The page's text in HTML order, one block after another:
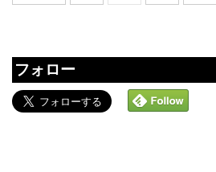
フォロー